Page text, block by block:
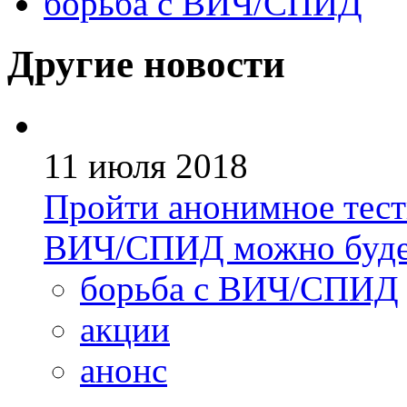
Другие новости
11 июля 2018
Пройти анонимное
ВИЧ/СПИД можно
борьба с ВИЧ/СПИД
акции
анонс